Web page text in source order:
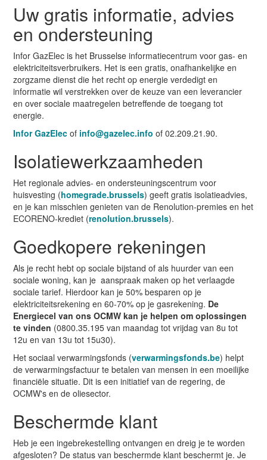
Uw gratis informatie, advies
en ondersteuning
Infor GazElec is het Brusselse informatiecentrum voor gas- en
elektriciteitsverbruikers. Het is een gratis, onafhankelijke en
zorgzame dienst die het recht op energie verdedigt en
informatie wil verstrekken over de keuze van een leverancier
en over sociale maatregelen betreffende de toegang tot
energie.
Infor GazElec of info@gazelec.info of 02.209.21.90.
Isolatiewerkzaamheden
Het regionale advies- en ondersteuningscentrum voor
huisvesting (homegrade.brussels) geeft gratis isolatieadvies,
en je kan misschien genieten van de Renolution-premies en het
ECORENO-krediet (renolution.brussels).
Goedkopere rekeningen
Als je recht hebt op sociale bijstand of als huurder van een
sociale woning, kan je aanspraak maken op het verlaagde
sociale tarief. Hierdoor kan je 50% besparen op je
elektriciteitsrekening en 60-70% op je gasrekening. De
Energiecel van ons OCMW kan je helpen om oplossingen
te vinden (0800.35.195 van maandag tot vrijdag van 8u tot
12u en van 13u tot 15u30).
Het sociaal verwarmingsfonds (verwarmingsfonds.be) helpt
de verwarmingsfactuur te betalen van mensen in een moeilijke
financiële situatie. Dit is een initiatief van de regering, de
OCMW's en de oliesector.
Beschermde klant
Heb je een ingebrekestelling ontvangen en dreig je te worden
afgesloten? De status van beschermde klant beschermt je. Je